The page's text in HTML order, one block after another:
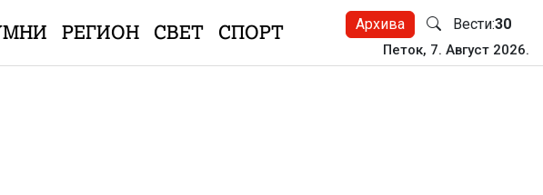
РЕГИОН СВЕТ СПОРТ Архива Вести:30
Петок, 7. Август 2026.